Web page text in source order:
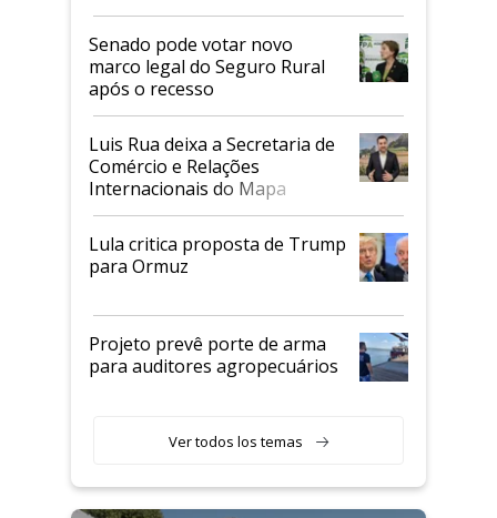
Senado pode votar novo
marco legal do Seguro Rural
após o recesso
Luis Rua deixa a Secretaria de
Comércio e Relações
Internacionais do Mapa
Lula critica proposta de Trump
para Ormuz
Projeto prevê porte de arma
para auditores agropecuários
Ver todos los temas